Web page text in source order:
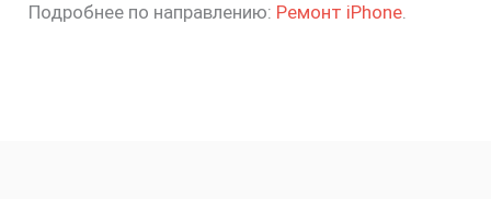
Подробнее по направлению: Ремонт iPhone.